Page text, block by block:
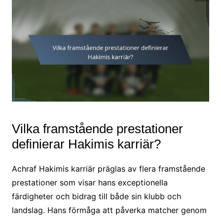
Vilka framstående prestationer
definierar Hakimis karriär?
Achraf Hakimis karriär präglas av flera framstående
prestationer som visar hans exceptionella
färdigheter och bidrag till både sin klubb och
landslag. Hans förmåga att påverka matcher genom